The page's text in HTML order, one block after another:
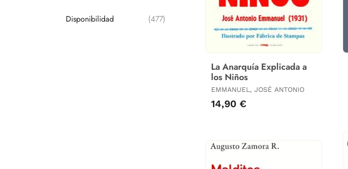
Disponibilidad (477)
La Anarquía Explicada a
los Niños
EMMANUEL, JOSÉ ANTONIO
14,90 €